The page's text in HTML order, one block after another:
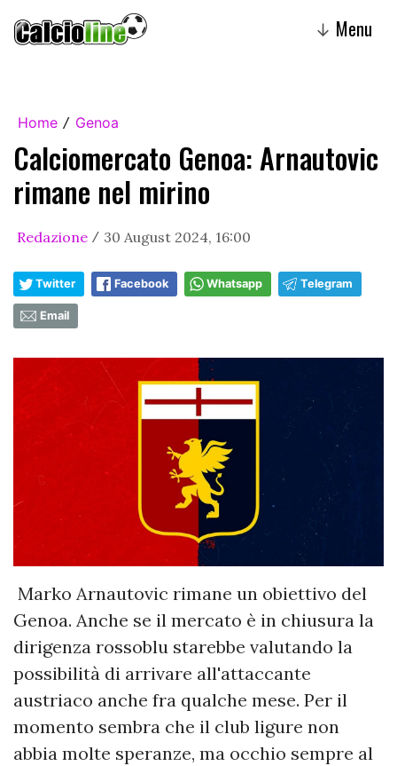
↓ Menu
Home / Genoa
Calciomercato Genoa: Arnautovic
rimane nel mirino
Redazione / 30 August 2024, 16:00
Twitter Facebook Whatsapp Telegram
Email
Marko Arnautovic rimane un obiettivo del
Genoa. Anche se il mercato è in chiusura la
dirigenza rossoblu starebbe valutando la
possibilità di arrivare all'attaccante
austriaco anche fra qualche mese. Per il
momento sembra che il club ligure non
abbia molte speranze, ma occhio sempre al